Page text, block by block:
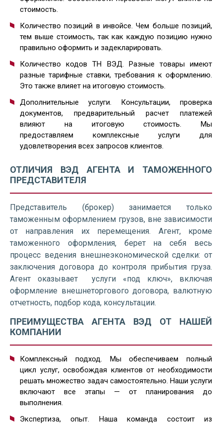
стоимость.
Количество позиций в инвойсе. Чем больше позиций,
тем выше стоимость, так как каждую позицию нужно
правильно оформить и задекларировать.
Количество кодов ТН ВЭД. Разные товары имеют
разные тарифные ставки, требования к оформлению.
Это также влияет на итоговую стоимость.
Дополнительные услуги. Консультации, проверка
документов, предварительный расчет платежей
влияют на итоговую стоимость. Мы
предоставляем комплексные услуги для
удовлетворения всех запросов клиентов.
ОТЛИЧИЯ ВЭД АГЕНТА И ТАМОЖЕННОГО
ПРЕДСТАВИТЕЛЯ
Представитель (брокер) занимается только
таможенным оформлением грузов, вне зависимости
от направления их перемещения. Агент, кроме
таможенного оформления, берет на себя весь
процесс ведения внешнеэкономической сделки: от
заключения договора до контроля прибытия груза.
Агент оказывает услуги «под ключ», включая
оформление внешнеторгового договора, валютную
отчетность, подбор кода, консультации.
ПРЕИМУЩЕСТВА АГЕНТА ВЭД ОТ НАШЕЙ
КОМПАНИИ
Комплексный подход. Мы обеспечиваем полный
цикл услуг, освобождая клиентов от необходимости
решать множество задач самостоятельно. Наши услуги
включают все этапы — от планирования до
выполнения.
Экспертиза, опыт. Наша команда состоит из